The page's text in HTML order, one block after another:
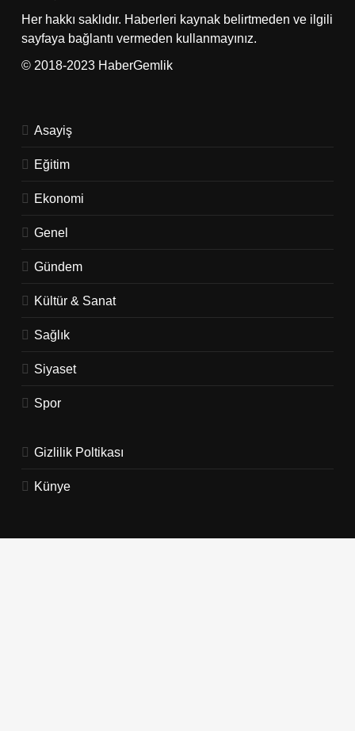
Her hakkı saklıdır. Haberleri kaynak belirtmeden ve ilgili
sayfaya bağlantı vermeden kullanmayınız.
© 2018-2023 HaberGemlik
Asayiş
Eğitim
Ekonomi
Genel
Gündem
Kültür & Sanat
Sağlık
Siyaset
Spor
Gizlilik Poltikası
Künye